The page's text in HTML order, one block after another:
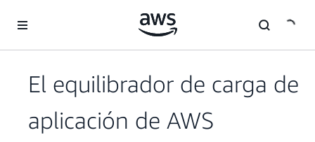
El equilibrador de carga de
aplicación de AWS